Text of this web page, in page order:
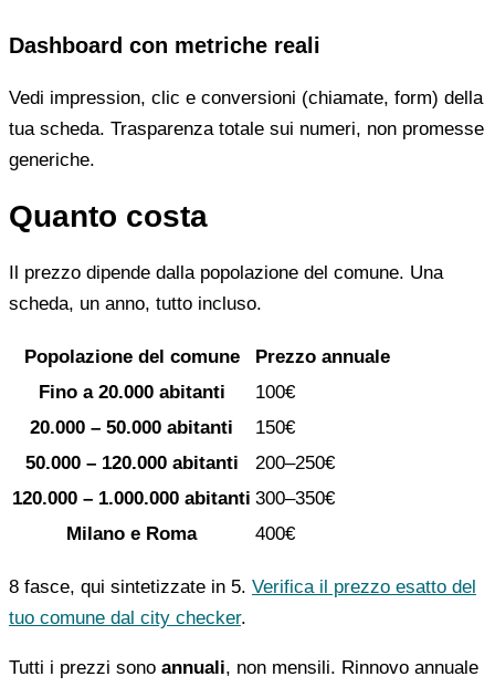
Dashboard con metriche reali
Vedi impression, clic e conversioni (chiamate, form) della
tua scheda. Trasparenza totale sui numeri, non promesse
generiche.
Quanto costa
Il prezzo dipende dalla popolazione del comune. Una
scheda, un anno, tutto incluso.
Popolazione del comune
Prezzo annuale
Fino a 20.000 abitanti
100€
20.000 – 50.000 abitanti
150€
50.000 – 120.000 abitanti
200–250€
120.000 – 1.000.000 abitanti 300–350€
Milano e Roma
400€
8 fasce, qui sintetizzate in 5. Verifica il prezzo esatto del
tuo comune dal city checker.
Tutti i prezzi sono annuali, non mensili. Rinnovo annuale